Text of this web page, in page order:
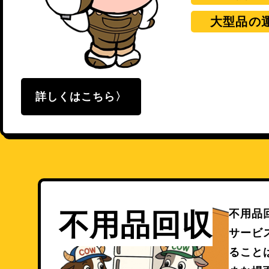
詳しくはこちら
大型品の
不用品回収
不用品
サービ
ること